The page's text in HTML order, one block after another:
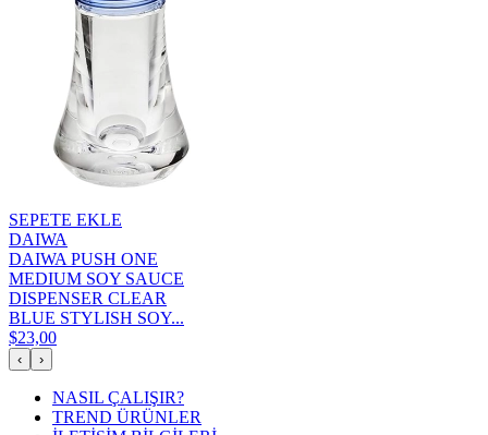
SEPETE EKLE
DAIWA
DAIWA PUSH ONE
MEDIUM SOY SAUCE
DISPENSER CLEAR
BLUE STYLISH SOY...
$23,00
‹ ›
NASIL ÇALIŞIR?
TREND ÜRÜNLER